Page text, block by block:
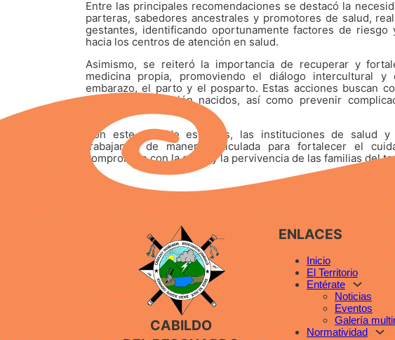
Entre las principales recomendaciones se destacó la
parteras, sabedores ancestrales y promotores de salud,
gestantes, identificando oportunamente factores de riesgo
hacia los centros de atención en salud.
Asimismo, se reiteró la importancia de recuperar y
medicina propia, promoviendo el diálogo intercultural y
embarazo, el parto y el posparto. Estas acciones buscan
madres y los recién nacidos, así como prevenir
bienestar.
Con este tipo de espacios, las instituciones de salud y
trabajando de manera articulada para fortalecer el
compromiso con la salud y la pervivencia de las familias del
CABILDO
ENLACES
Inicio
El Territorio
Entérate
Noticias
Eventos
Galería
Normatividad